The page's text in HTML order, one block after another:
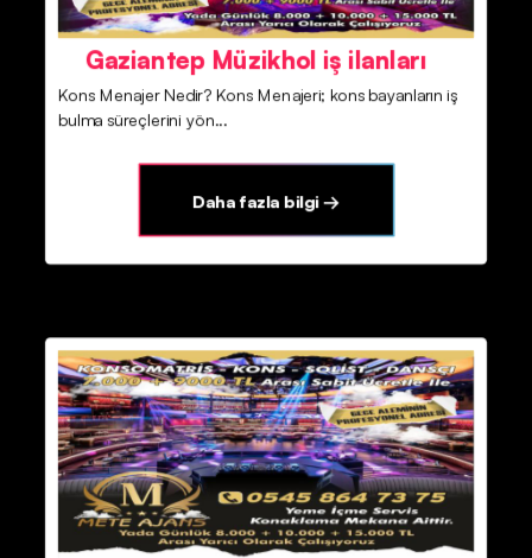
Gaziantep Müzikhol iş ilanları
Kons Menajer Nedir? Kons Menajeri; kons bayanların iş
bulma süreçlerini yön...
Daha fazla bilgi →